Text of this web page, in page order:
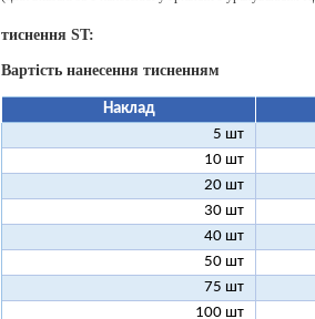
тиснення ST:
Вартість нанесення тисненням
Наклад
5 шт
10 шт
20 шт
30 шт
40 шт
50 шт
75 шт
100 шт